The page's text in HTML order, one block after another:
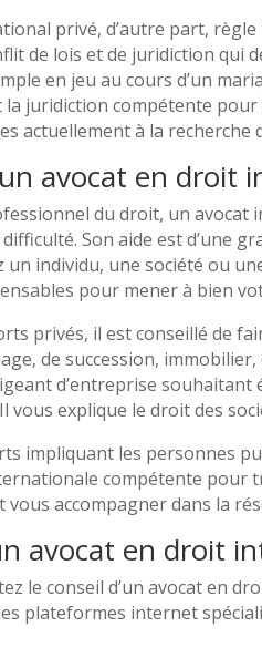
privé, d’autre part,
de lois et de juridiction qui
en jeu au cours d’un
juridiction compétente
actuellement à la recherche
avocat en droit
du droit, un avocat
Son aide est d’une
un individu, une société ou
pour mener à bien
privés, il est conseillé de
de succession,
d’entreprise
vous explique le droit des
impliquant les personnes
compétente pour
vous accompagner dans la
avocat en droit
le conseil d’un avocat en
plateformes internet